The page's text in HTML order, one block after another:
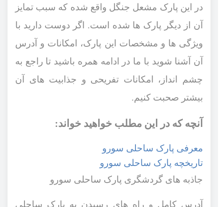
در این پارک مشعل جنگل واقع شده که سبب تمایز
آن از دیگر پارک‌ ها شده است. اگر دوست دارید با
ویژگی ‌ها و مشخصات این پارک، امکانات و آدرس
آن آشنا شوید با ما در ادامه همره باشید تا راجع به
چشم انداز، امکانات تفریحی و جذابیت ‌های آن
بیشتر صحبت کنیم.
آنچه که در این مطلب خواهید خواند:
معرفی پارک ساحلی سورو
تاریخچه پارک ساحلی سورو
جاذبه ‌های گردشگری پارک ساحلی سورو
آدرس کامل و راه‌ های رسیدن به پارک ساحلی